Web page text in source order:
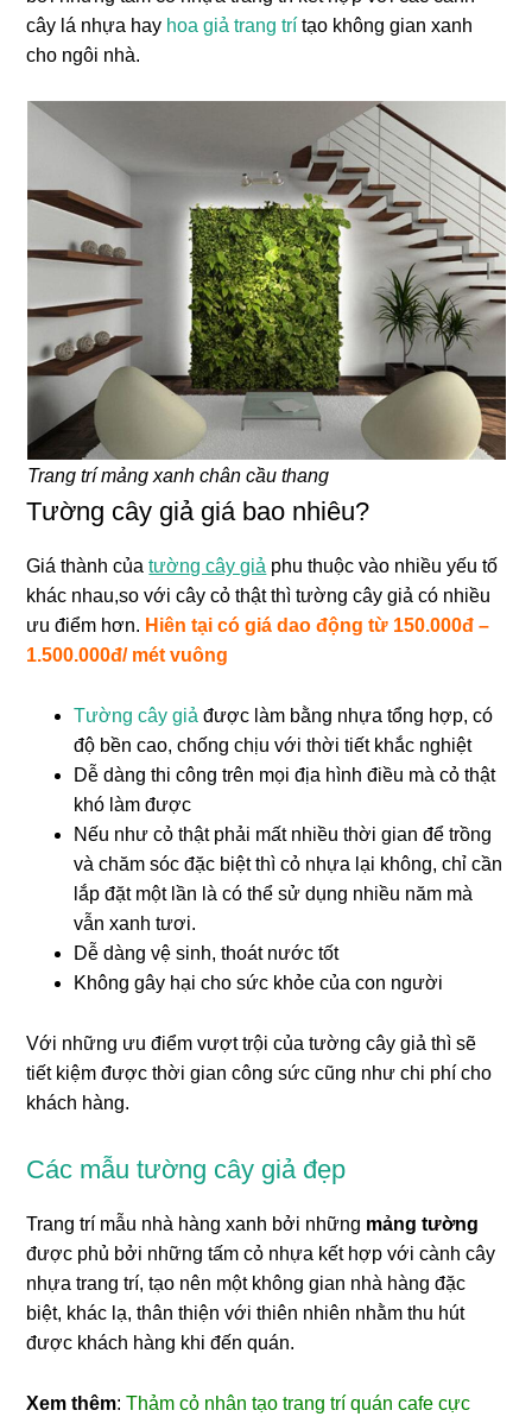
cây lá nhựa hay hoa giả trang trí tạo không gian xanh
cho ngôi nhà.
Trang trí mảng xanh chân cầu thang
Tường cây giả giá bao nhiêu?
Giá thành củatường cây giả phu thuộc vào nhiều yếu tố
khác nhau,so với cây cỏ thật thì tường cây giả có nhiều
ưu điểm hơn. Hiên tại có giá dao động từ 150.000đ –
1.500.000đ/ mét vuông
Tường cây giả được làm bằng nhựa tổng hợp, có
độ bền cao, chống chịu với thời tiết khắc nghiệt
Dễ dàng thi công trên mọi địa hình điều mà cỏ thật
khó làm được
Nếu như cỏ thật phải mất nhiều thời gian để trồng
và chăm sóc đặc biệt thì cỏ nhựa lại không, chỉ cần
lắp đặt một lần là có thể sử dụng nhiều năm mà
vẫn xanh tươi.
Dễ dàng vệ sinh, thoát nước tốt
Không gây hại cho sức khỏe của con người
Với những ưu điểm vượt trội của tường cây giả thì sẽ
tiết kiệm được thời gian công sức cũng như chi phí cho
khách hàng.
Các mẫu tường cây giả đẹp
Trang trí mẫu nhà hàng xanh bởi những mảng tường
được phủ bởi những tấm cỏ nhựa kết hợp với cành cây
nhựa trang trí, tạo nên một không gian nhà hàng đặc
biệt, khác lạ, thân thiện với thiên nhiên nhằm thu hút
được khách hàng khi đến quán.
Xem thêm:Thảm cỏ nhân tạo trang trí quán cafe cực